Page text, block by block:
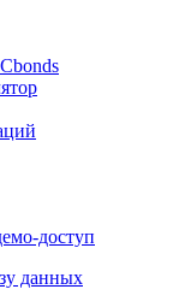
доступ
данных